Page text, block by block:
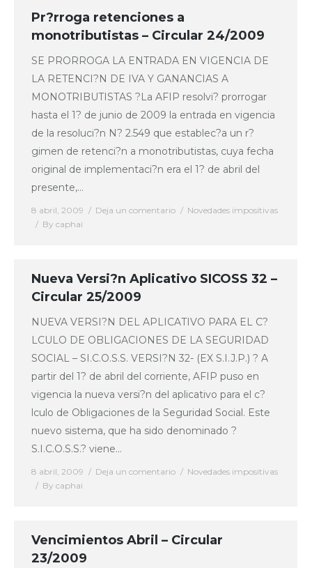
Pr?rroga retenciones a
monotributistas – Circular 24/2009
SE PRORROGA LA ENTRADA EN VIGENCIA DE
LA RETENCI?N DE IVA Y GANANCIAS A
MONOTRIBUTISTAS ?La AFIP resolvi? prorrogar
hasta el 1? de junio de 2009 la entrada en vigencia
de la resoluci?n N? 2.549 que establec?a un r?
gimen de retenci?n a monotributistas, cuya fecha
original de implementaci?n era el 1? de abril del
presente,…
8 abril, 2009 Deja un comentario
Novedades impositivas
By caphai
Nueva Versi?n Aplicativo SICOSS 32 –
Circular 25/2009
NUEVA VERSI?N DEL APLICATIVO PARA EL C?
LCULO DE OBLIGACIONES DE LA SEGURIDAD
SOCIAL – SI.C.O.S.S. VERSI?N 32- (EX S.I.J.P.) ? A
partir del 1? de abril del corriente, AFIP puso en
vigencia la nueva versi?n del aplicativo para el c?
lculo de Obligaciones de la Seguridad Social. Este
nuevo sistema, que ha sido denominado ?
S.I.C.O.S.S.? viene…
8 abril, 2009 Deja un comentario
Novedades impositivas
By caphai
Vencimientos Abril – Circular
23/2009